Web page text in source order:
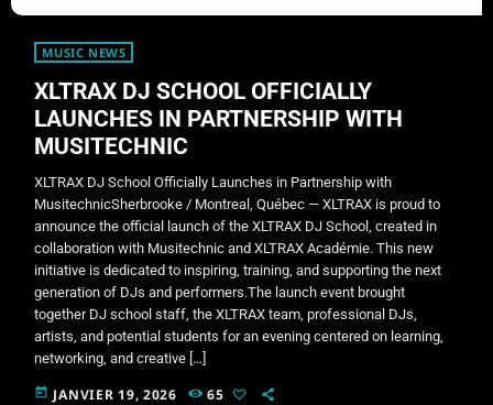
MUSIC NEWS
XLTRAX DJ SCHOOL OFFICIALLY
LAUNCHES IN PARTNERSHIP WITH
MUSITECHNIC
XLTRAX DJ School Officially Launches in Partnership with
MusitechnicSherbrooke / Montreal, Québec — XLTRAX is proud to
announce the official launch of the XLTRAX DJ School, created in
collaboration with Musitechnic and XLTRAX Académie. This new
initiative is dedicated to inspiring, training, and supporting the next
generation of DJs and performers.The launch event brought
together DJ school staff, the XLTRAX team, professional DJs,
artists, and potential students for an evening centered on learning,
networking, and creative […]
today JANVIER 19, 2026 65